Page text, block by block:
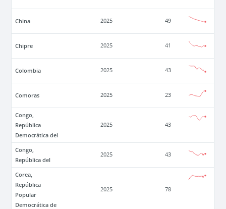
China 2025 49
Chipre 2025 41
Colombia 2025 43
Comoras 2025 23
Congo,
República
Democrática del
2025 43
Congo,
República del
2025 43
Corea,
República
Popular
Democrática de
2025 78